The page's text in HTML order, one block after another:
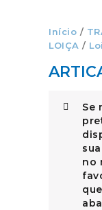
Início /
LOIÇA /
Se
no